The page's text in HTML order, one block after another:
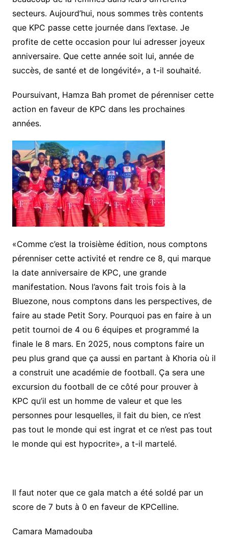
secteurs. Aujourd’hui, nous sommes très contents
que KPC passe cette journée dans l’extase. Je
profite de cette occasion pour lui adresser joyeux
anniversaire. Que cette année soit lui, année de
succès, de santé et de longévité», a t-il souhaité.
Poursuivant, Hamza Bah promet de pérenniser cette
action en faveur de KPC dans les prochaines
années.
«Comme c’est la troisième édition, nous comptons
pérenniser cette activité et rendre ce 8, qui marque
la date anniversaire de KPC, une grande
manifestation. Nous l’avons fait trois fois à la
Bluezone, nous comptons dans les perspectives, de
faire au stade Petit Sory. Pourquoi pas en faire à un
petit tournoi de 4 ou 6 équipes et programmé la
finale le 8 mars. En 2025, nous comptons faire un
peu plus grand que ça aussi en partant à Khoria où il
a construit une académie de football. Ça sera une
excursion du football de ce côté pour prouver à
KPC qu’il est un homme de valeur et que les
personnes pour lesquelles, il fait du bien, ce n’est
pas tout le monde qui est ingrat et ce n’est pas tout
le monde qui est hypocrite», a t-il martelé.
Il faut noter que ce gala match a été soldé par un
score de 7 buts à 0 en faveur de KPCelline.
Camara Mamadouba